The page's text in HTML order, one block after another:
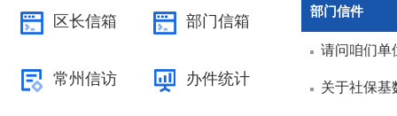
区长信箱 部门信箱
常州信访 办件统计
部门信件
请问咱们单
关于社保基